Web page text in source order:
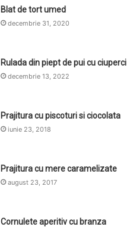
Blat de tort umed
decembrie 31, 2020
Rulada din piept de pui cu ciuperci
decembrie 13, 2022
Prajitura cu piscoturi si ciocolata
iunie 23, 2018
Prajitura cu mere caramelizate
august 23, 2017
Cornulete aperitiv cu branza